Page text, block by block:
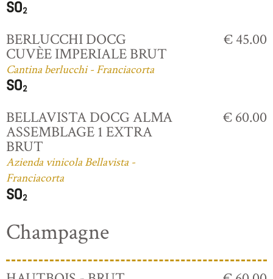
BERLUCCHI DOCG
CUVÈE IMPERIALE BRUT
Cantina berlucchi - Franciacorta
€ 45.00
BELLAVISTA DOCG ALMA
ASSEMBLAGE 1 EXTRA
BRUT
Azienda vinicola Bellavista -
Franciacorta
€ 60.00
Champagne